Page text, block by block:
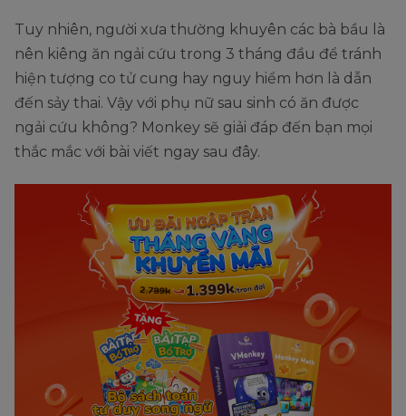
Tuy nhiên, người xưa thường khuyên các bà bầu là
nên kiêng ăn ngải cứu trong 3 tháng đầu để tránh
hiện tượng co tử cung hay nguy hiểm hơn là dẫn
đến sảy thai. Vậy với phụ nữ sau sinh có ăn được
ngải cứu không? Monkey sẽ giải đáp đến bạn mọi
thắc mắc với bài viết ngay sau đây.